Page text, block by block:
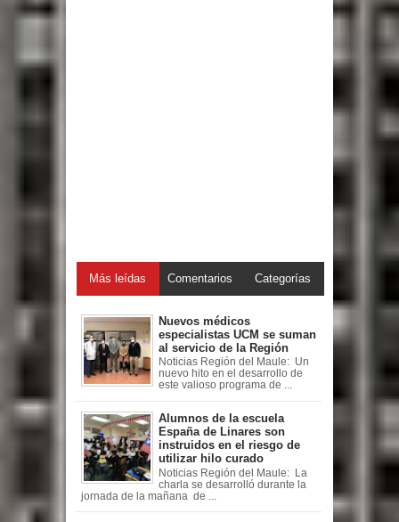
Más leídas Comentarios Categorías
Nuevos médicos
especialistas UCM se suman
al servicio de la Región
Noticias Región del Maule: Un
nuevo hito en el desarrollo de
este valioso programa de ...
Alumnos de la escuela
España de Linares son
instruidos en el riesgo de
utilizar hilo curado
Noticias Región del Maule: La
charla se desarrolló durante la
jornada de la mañana de ...